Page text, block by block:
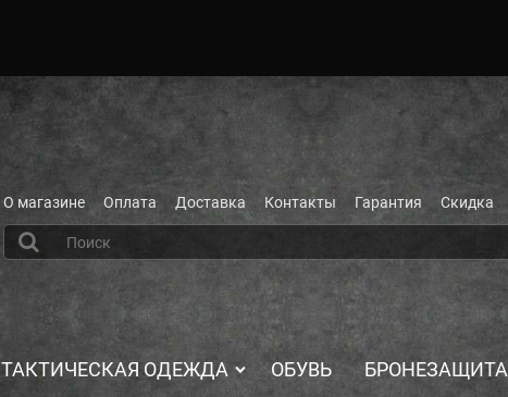
О магазине Оплата Доставка Контакты Гарантия Скидка
ТАКТИЧЕСКАЯ ОДЕЖДА ОБУВЬ БРОНЕЗАЩИТА